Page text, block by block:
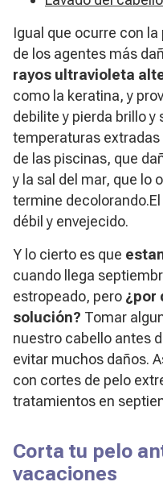
Igual que ocurre con
de los agentes más
rayos ultravioleta
como la keratina, y
debilite y pierda brillo y
temperaturas
de las piscinas, que
y la sal del mar, que lo
termine
débil y envejecido.
Y lo cierto es que
cuando llega
estropeado, pero ¿por
solución? Tomar
nuestro cabello antes
evitar muchos daños.
con cortes de pelo
tratamientos en
Corta tu pelo
vacaciones